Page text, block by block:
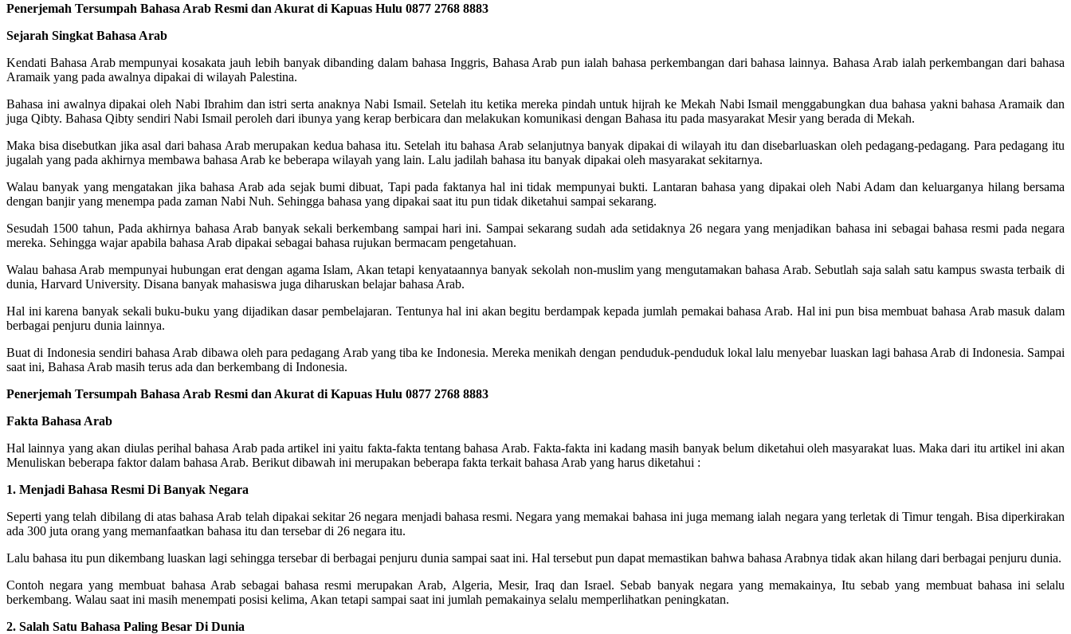
Penerjemah Tersumpah Bahasa Arab Resmi dan Akurat di Kapuas Hulu 0877 2768 8883
Sejarah Singkat Bahasa Arab
Kendati Bahasa Arab mempunyai kosakata jauh lebih banyak dibanding dalam bahasa Inggris, Bahasa Arab pun ialah bahasa perkembangan dari bahasa lainnya. Bahasa Arab ialah perkembangan dari bahasa
Aramaik yang pada awalnya dipakai di wilayah Palestina.
Bahasa ini awalnya dipakai oleh Nabi Ibrahim dan istri serta anaknya Nabi Ismail. Setelah itu ketika mereka pindah untuk hijrah ke Mekah Nabi Ismail menggabungkan dua bahasa yakni bahasa Aramaik dan
juga Qibty. Bahasa Qibty sendiri Nabi Ismail peroleh dari ibunya yang kerap berbicara dan melakukan komunikasi dengan Bahasa itu pada masyarakat Mesir yang berada di Mekah.
Maka bisa disebutkan jika asal dari bahasa Arab merupakan kedua bahasa itu. Setelah itu bahasa Arab selanjutnya banyak dipakai di wilayah itu dan disebarluaskan oleh pedagang-pedagang. Para pedagang itu
jugalah yang pada akhirnya membawa bahasa Arab ke beberapa wilayah yang lain. Lalu jadilah bahasa itu banyak dipakai oleh masyarakat sekitarnya.
Walau banyak yang mengatakan jika bahasa Arab ada sejak bumi dibuat, Tapi pada faktanya hal ini tidak mempunyai bukti. Lantaran bahasa yang dipakai oleh Nabi Adam dan keluarganya hilang bersama
dengan banjir yang menempa pada zaman Nabi Nuh. Sehingga bahasa yang dipakai saat itu pun tidak diketahui sampai sekarang.
Sesudah 1500 tahun, Pada akhirnya bahasa Arab banyak sekali berkembang sampai hari ini. Sampai sekarang sudah ada setidaknya 26 negara yang menjadikan bahasa ini sebagai bahasa resmi pada negara
mereka. Sehingga wajar apabila bahasa Arab dipakai sebagai bahasa rujukan bermacam pengetahuan.
Walau bahasa Arab mempunyai hubungan erat dengan agama Islam, Akan tetapi kenyataannya banyak sekolah non-muslim yang mengutamakan bahasa Arab. Sebutlah saja salah satu kampus swasta terbaik di
dunia, Harvard University. Disana banyak mahasiswa juga diharuskan belajar bahasa Arab.
Hal ini karena banyak sekali buku-buku yang dijadikan dasar pembelajaran. Tentunya hal ini akan begitu berdampak kepada jumlah pemakai bahasa Arab. Hal ini pun bisa membuat bahasa Arab masuk dalam
berbagai penjuru dunia lainnya.
Buat di Indonesia sendiri bahasa Arab dibawa oleh para pedagang Arab yang tiba ke Indonesia. Mereka menikah dengan penduduk-penduduk lokal lalu menyebar luaskan lagi bahasa Arab di Indonesia. Sampai
saat ini, Bahasa Arab masih terus ada dan berkembang di Indonesia.
Penerjemah Tersumpah Bahasa Arab Resmi dan Akurat di Kapuas Hulu 0877 2768 8883
Fakta Bahasa Arab
Hal lainnya yang akan diulas perihal bahasa Arab pada artikel ini yaitu fakta-fakta tentang bahasa Arab. Fakta-fakta ini kadang masih banyak belum diketahui oleh masyarakat luas. Maka dari itu artikel ini akan
Menuliskan beberapa faktor dalam bahasa Arab. Berikut dibawah ini merupakan beberapa fakta terkait bahasa Arab yang harus diketahui :
1. Menjadi Bahasa Resmi Di Banyak Negara
Seperti yang telah dibilang di atas bahasa Arab telah dipakai sekitar 26 negara menjadi bahasa resmi. Negara yang memakai bahasa ini juga memang ialah negara yang terletak di Timur tengah. Bisa diperkirakan
ada 300 juta orang yang memanfaatkan bahasa itu dan tersebar di 26 negara itu.
Lalu bahasa itu pun dikembang luaskan lagi sehingga tersebar di berbagai penjuru dunia sampai saat ini. Hal tersebut pun dapat memastikan bahwa bahasa Arabnya tidak akan hilang dari berbagai penjuru dunia.
Contoh negara yang membuat bahasa Arab sebagai bahasa resmi merupakan Arab, Algeria, Mesir, Iraq dan Israel. Sebab banyak negara yang memakainya, Itu sebab yang membuat bahasa ini selalu
berkembang. Walau saat ini masih menempati posisi kelima, Akan tetapi sampai saat ini jumlah pemakainya selalu memperlihatkan peningkatan.
2. Salah Satu Bahasa Paling Besar Di Dunia